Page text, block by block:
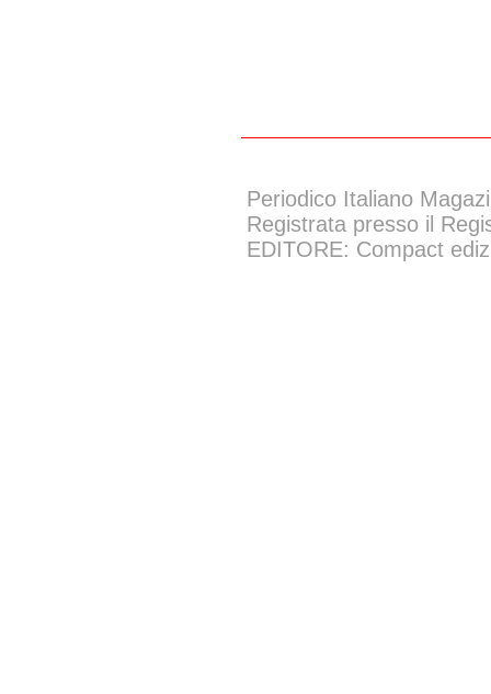
Periodico Italiano
Registrata presso il
EDITORE: Compact